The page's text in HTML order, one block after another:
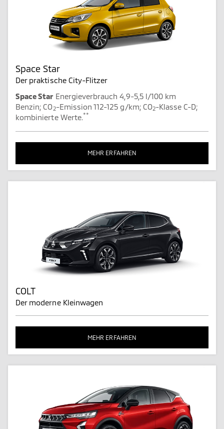
Space Star
Der praktische City-Flitzer
Space Star Energieverbrauch 4,9-5,5 l/100 km
Benzin; CO2-Emission 112-125 g/km; CO2-Klasse C-D;
kombinierte Werte.**
MEHR ERFAHREN
COLT
Der moderne Kleinwagen
MEHR ERFAHREN